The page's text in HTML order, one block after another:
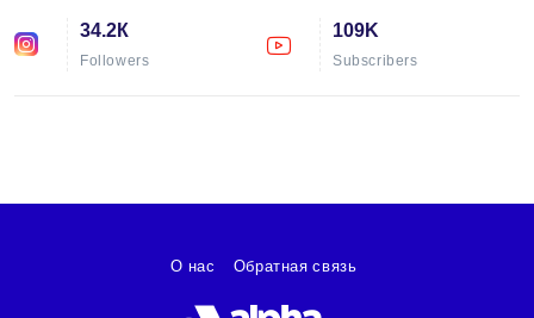
34.2К
Followers
109K
Subscribers
О нас Обратная связь